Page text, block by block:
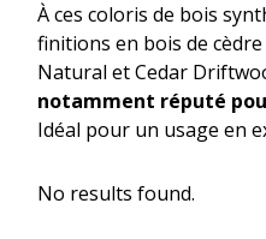
À ces coloris de bois
finitions en bois de
Natural et Cedar
notamment réputé
Idéal pour un usage en
No results found.